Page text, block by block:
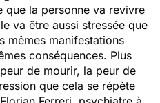
que la personne va revivre
va être aussi stressée que
mêmes manifestations
conséquences. Plus
de mourir, la peur de
que cela se répète